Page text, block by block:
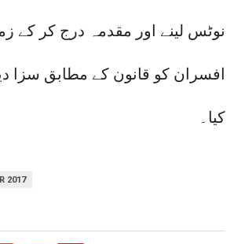
نوٹس لینے اور مقدمہ درج کر کے
افسران کو قانون کے مطابق سزا
کیا۔
2017